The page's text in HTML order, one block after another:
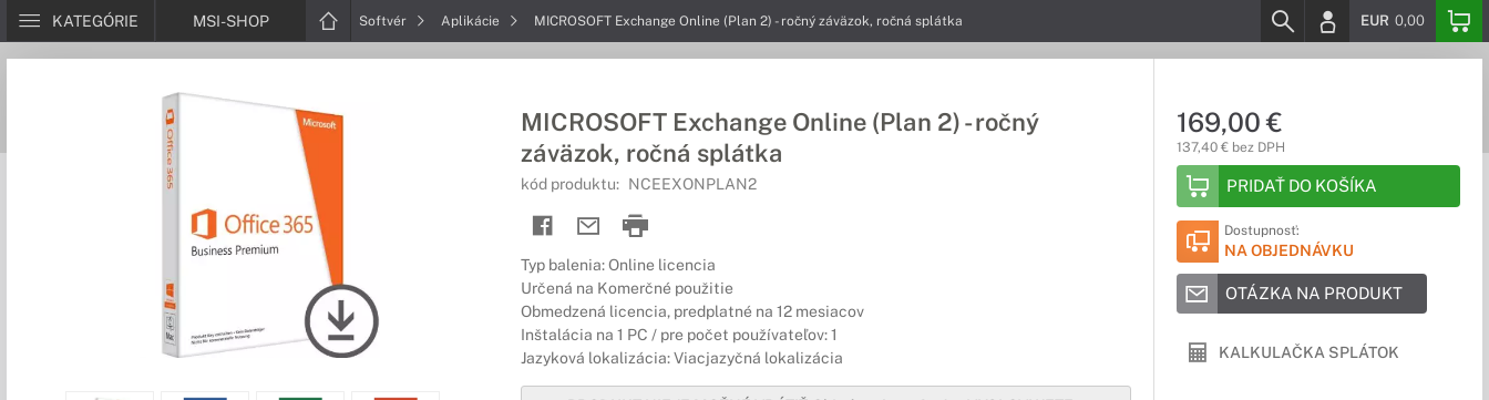
KATEGÓRIE MSI-SHOP Softvér Aplikácie MICROSOFT Exchange Online (Plan 2) - ročný záväzok, ročná splátka EUR 0,00
MICROSOFT Exchange Online (Plan 2) - ročný
záväzok, ročná splátka
kód produktu: NCEEXONPLAN2
Typ balenia: Online licencia
Určená na Komerčné použitie
Obmedzená licencia, predplatné na 12 mesiacov
Inštalácia na 1 PC / pre počet používateľov: 1
Jazyková lokalizácia: Viacjazyčná lokalizácia
169,00 €
137,40 € bez DPH
PRIDAŤ DO KOŠÍKA
Dostupnosť:
NA OBJEDNÁVKU
OTÁZKA NA PRODUKT
KALKULAČKA SPLÁTOK